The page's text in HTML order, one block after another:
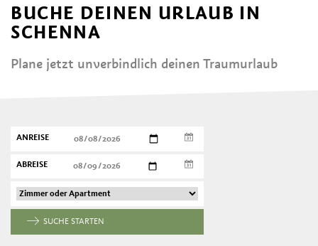
BUCHE DEINEN URLAUB IN
SCHENNA
Plane jetzt unverbindlich deinen Traumurlaub
ANREISE
ABREISE
SUCHE STARTEN